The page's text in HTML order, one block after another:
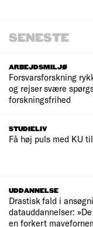
SENESTE
ARBEJDSMILJØ
Forsvarsforskning
og rejser svære
forskningsfrihed
STUDIELIV
Få høj puls med KU
UDDANNELSE
Drastisk fald i
datauddannelser:
en forkert